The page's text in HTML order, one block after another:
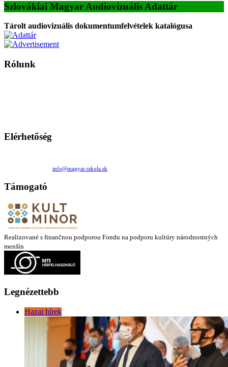
Szlovákiai Magyar Audiovizuális Adattár
Tárolt audiovizuális dokumentumfelvételek katalógusa
Rólunk
Elérhetőség
info@magyar-iskola.sk
Támogató
Realizované s finančnou podporou Fondu na podporu kultúry národnostných
menšín
Legnézettebb
Hazai hírek